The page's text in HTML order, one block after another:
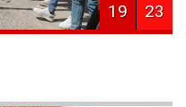
19 23